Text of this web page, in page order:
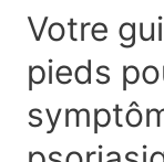
à
manger
et
les
Votre
pieds